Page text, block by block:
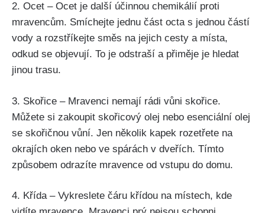
2. Ocet – Ocet je další účinnou chemikálií proti
mravencům. Smíchejte jednu část ⁣octa s jednou částí
⁢vody a rozstříkejte směs na jejich cesty a místa,
odkud se objevují. To je odstraší ​a přiměje je hledat
jinou trasu.
3. Skořice – Mravenci nemají rádi vůni skořice.
Můžete si zakoupit skořicový olej ⁢nebo esenciální olej
se skořičnou‌ vůní. Jen několik kapek rozetřete na⁤
okrajích oken nebo ve spárách v dveřích. Tímto
způsobem⁢ odrazíte mravence od vstupu do domu.
4.‌ Křída – Vykreslete‍ čáru křídou na místech,⁢ kde